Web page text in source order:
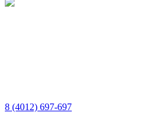
8 (4012) 697-697